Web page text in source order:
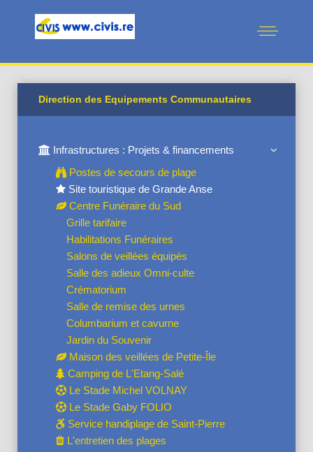
Direction des Equipements Communautaires
Infrastructures : Projets & financements
Postes de secours de plage
Site touristique de Grande Anse
Centre Funéraire du Sud
Grille tarifaire
Habilitations Funéraires
Salons de veillées équipés
Salle des adieux Omni-culte
Crématorium
Salle de remise des urnes
Columbarium et cavurne
Jardin du Souvenir
Maison des veillées de Petite-Île
Camping de L'Etang-Salé
Le Stade Michel VOLNAY
Le Stade Gaby FOLIO
Service handiplage de Saint-Pierre
L'entretien des plages